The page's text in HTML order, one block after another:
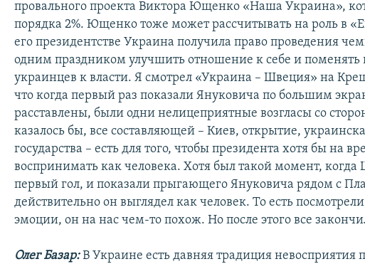
провального проекта Виктора Ющенко «Наша Украина»,
порядка 2%. Ющенко тоже может рассчитывать на роль в
его президентстве Украина получила право проведения
одним праздником улучшить отношение к себе и поменять
украинцев к власти. Я смотрел «Украина – Швеция» на
что когда первый раз показали Януковича по большим
расставлены, были одни нелицеприятные возгласы со
казалось бы, все составляющей – Киев, открытие,
государства – есть для того, чтобы президента хотя бы на
воспринимать как человека. Хотя был такой момент, когда
первый гол, и показали прыгающего Януковича рядом с
действительно он выглядел как человек. То есть
эмоции, он на нас чем-то похож. Но после этого все
Олег Базар:В Украине есть давняя традиция невосприятия